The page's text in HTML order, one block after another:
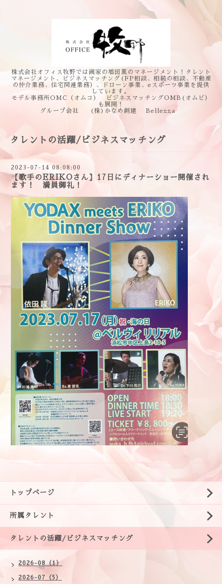
株式会社オフィス牧野では画家の増田薫のマネージメント！タレント
マネージメント、ビジネスマッチング(FP相談、相続の相談、不動産
の仲介業務、住宅関連業務）、ドローン事業、eスポーツ事業を提供
しています。
モデル事務所OMC（オムコ） ビジネスマッチングOMB(オムビ）
も展開！
グループ会社 (株)かなめ創建 Bellezza
タレントの活躍/ビジネスマッチング
2023-07-14 08:08:00
【歌手のERIKOさん】17日にディナーショー開催され
ます！ 満員御礼！
トップページ
所属タレント
タレントの活躍/ビジネスマッチング
2026-08（1）
2026-07（5）